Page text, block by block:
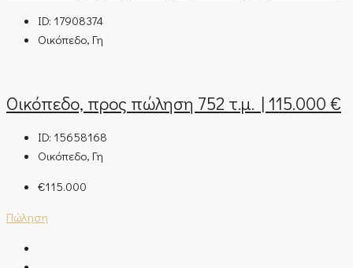
ID: 17908374
Οικόπεδο, Γη
Οικόπεδο, προς πώληση 752 τ.μ. | 115.000 €
ID: 15658168
Οικόπεδο, Γη
€115.000
Πώληση